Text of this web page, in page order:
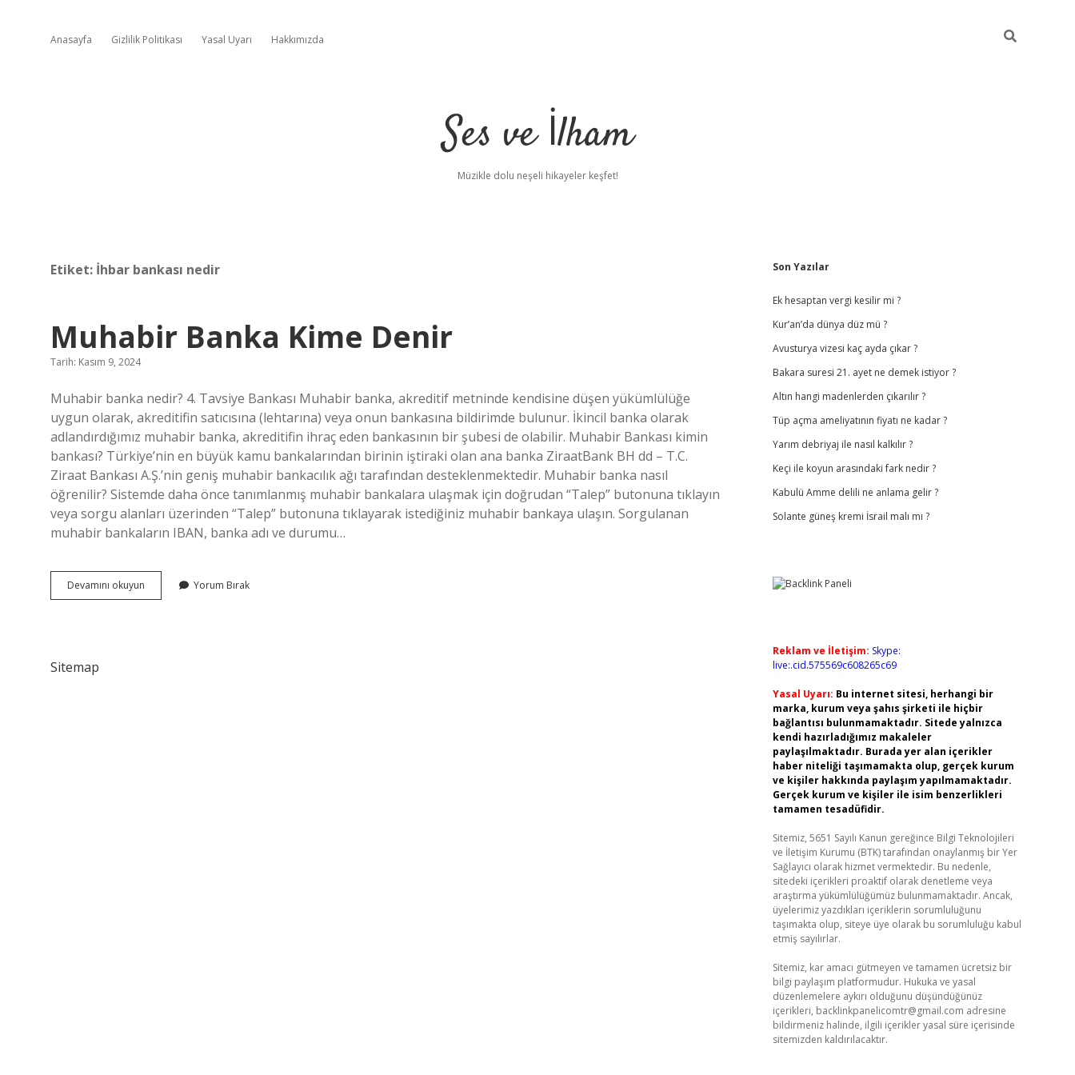
Anasayfa Gizlilik Politikası Yasal Uyarı Hakkımızda
Ses ve İlham
Müzikle dolu neşeli hikayeler keşfet!
Etiket: İhbar bankası nedir
Muhabir Banka Kime Denir
Tarih: Kasım 9, 2024
Muhabir banka nedir? 4. Tavsiye Bankası Muhabir banka, akreditif metninde kendisine düşen yükümlülüğe
uygun olarak, akreditifin satıcısına (lehtarına) veya onun bankasına bildirimde bulunur. İkincil banka olarak
adlandırdığımız muhabir banka, akreditifin ihraç eden bankasının bir şubesi de olabilir. Muhabir Bankası kimin
bankası? Türkiye’nin en büyük kamu bankalarından birinin iştiraki olan ana banka ZiraatBank BH dd – T.C.
Ziraat Bankası A.Ş.’nin geniş muhabir bankacılık ağı tarafından desteklenmektedir. Muhabir banka nasıl
öğrenilir? Sistemde daha önce tanımlanmış muhabir bankalara ulaşmak için doğrudan “Talep” butonuna tıklayın
veya sorgu alanları üzerinden “Talep” butonuna tıklayarak istediğiniz muhabir bankaya ulaşın. Sorgulanan
muhabir bankaların IBAN, banka adı ve durumu…
Devamını okuyun Muhabir
Banka
Yorum Bırak
Sitemap
Sidebar
Son Yazılar
Ek hesaptan vergi kesilir mi ?
Kur’an’da dünya düz mü ?
Avusturya vizesi kaç ayda çıkar ?
Bakara suresi 21. ayet ne demek istiyor ?
Altın hangi madenlerden çıkarılır ?
Tüp açma ameliyatının fiyatı ne kadar ?
Yarım debriyaj ile nasıl kalkılır ?
Keçi ile koyun arasındaki fark nedir ?
Kabulü Amme delili ne anlama gelir ?
Solante güneş kremi İsrail malı mı ?
Reklam ve İletişim: Skype:
live:.cid.575569c608265c69
Yasal Uyarı: Bu internet sitesi, herhangi bir
marka, kurum veya şahıs şirketi ile hiçbir
bağlantısı bulunmamaktadır. Sitede yalnızca
kendi hazırladığımız makaleler
paylaşılmaktadır. Burada yer alan içerikler
haber niteliği taşımamakta olup, gerçek kurum
ve kişiler hakkında paylaşım yapılmamaktadır.
Gerçek kurum ve kişiler ile isim benzerlikleri
tamamen tesadüfidir.
Sitemiz, 5651 Sayılı Kanun gereğince Bilgi Teknolojileri
ve İletişim Kurumu (BTK) tarafından onaylanmış bir Yer
Sağlayıcı olarak hizmet vermektedir. Bu nedenle,
sitedeki içerikleri proaktif olarak denetleme veya
araştırma yükümlülüğümüz bulunmamaktadır. Ancak,
üyelerimiz yazdıkları içeriklerin sorumluluğunu
taşımakta olup, siteye üye olarak bu sorumluluğu kabul
etmiş sayılırlar.
Sitemiz, kar amacı gütmeyen ve tamamen ücretsiz bir
bilgi paylaşım platformudur. Hukuka ve yasal
düzenlemelere aykırı olduğunu düşündüğünüz
içerikleri, backlinkpanelicomtr@gmail.com adresine
bildirmeniz halinde, ilgili içerikler yasal süre içerisinde
sitemizden kaldırılacaktır.